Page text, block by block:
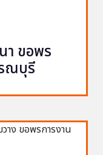
า ขอพร
ณบุรี